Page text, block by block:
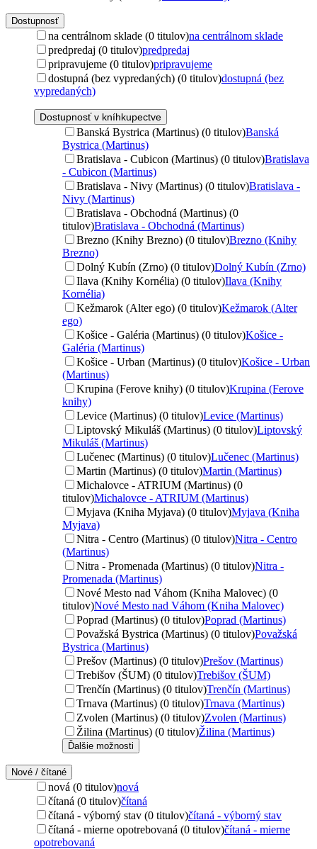
Dostupnosť
na centrálnom sklade (0 titulov)na centrálnom sklade
predpredaj (0 titulov)predpredaj
pripravujeme (0 titulov)pripravujeme
dostupná (bez vypredaných) (0 titulov)dostupná (bez
vypredaných)
Dostupnosť v kníhkupectve
Banská Bystrica (Martinus) (0 titulov)Banská
Bystrica (Martinus)
Bratislava - Cubicon (Martinus) (0 titulov)Bratislava
- Cubicon (Martinus)
Bratislava - Nivy (Martinus) (0 titulov)Bratislava -
Nivy (Martinus)
Bratislava - Obchodná (Martinus) (0
titulov)Bratislava - Obchodná (Martinus)
Brezno (Knihy Brezno) (0 titulov)Brezno (Knihy
Brezno)
Dolný Kubín (Zrno) (0 titulov)Dolný Kubín (Zrno)
Ilava (Knihy Kornélia) (0 titulov)Ilava (Knihy
Kornélia)
Kežmarok (Alter ego) (0 titulov)Kežmarok (Alter
ego)
Košice - Galéria (Martinus) (0 titulov)Košice -
Galéria (Martinus)
Košice - Urban (Martinus) (0 titulov)Košice - Urban
(Martinus)
Krupina (Ferove knihy) (0 titulov)Krupina (Ferove
knihy)
Levice (Martinus) (0 titulov)Levice (Martinus)
Liptovský Mikuláš (Martinus) (0 titulov)Liptovský
Mikuláš (Martinus)
Lučenec (Martinus) (0 titulov)Lučenec (Martinus)
Martin (Martinus) (0 titulov)Martin (Martinus)
Michalovce - ATRIUM (Martinus) (0
titulov)Michalovce - ATRIUM (Martinus)
Myjava (Kniha Myjava) (0 titulov)Myjava (Kniha
Myjava)
Nitra - Centro (Martinus) (0 titulov)Nitra - Centro
(Martinus)
Nitra - Promenada (Martinus) (0 titulov)Nitra -
Promenada (Martinus)
Nové Mesto nad Váhom (Kniha Malovec) (0
titulov)Nové Mesto nad Váhom (Kniha Malovec)
Poprad (Martinus) (0 titulov)Poprad (Martinus)
Považská Bystrica (Martinus) (0 titulov)Považská
Bystrica (Martinus)
Prešov (Martinus) (0 titulov)Prešov (Martinus)
Trebišov (ŠUM) (0 titulov)Trebišov (ŠUM)
Trenčín (Martinus) (0 titulov)Trenčín (Martinus)
Trnava (Martinus) (0 titulov)Trnava (Martinus)
Zvolen (Martinus) (0 titulov)Zvolen (Martinus)
Žilina (Martinus) (0 titulov)Žilina (Martinus)
Ďalšie možnosti
Nové / čítané
nová (0 titulov)nová
čítaná (0 titulov)čítaná
čítaná - výborný stav (0 titulov)čítaná - výborný stav
čítaná - mierne opotrebovaná (0 titulov)čítaná - mierne
opotrebovaná